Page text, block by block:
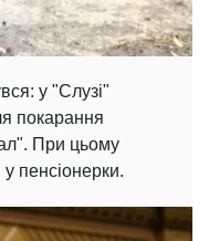
у "Слузі"
покарання
При цьому
пенсіонерки.